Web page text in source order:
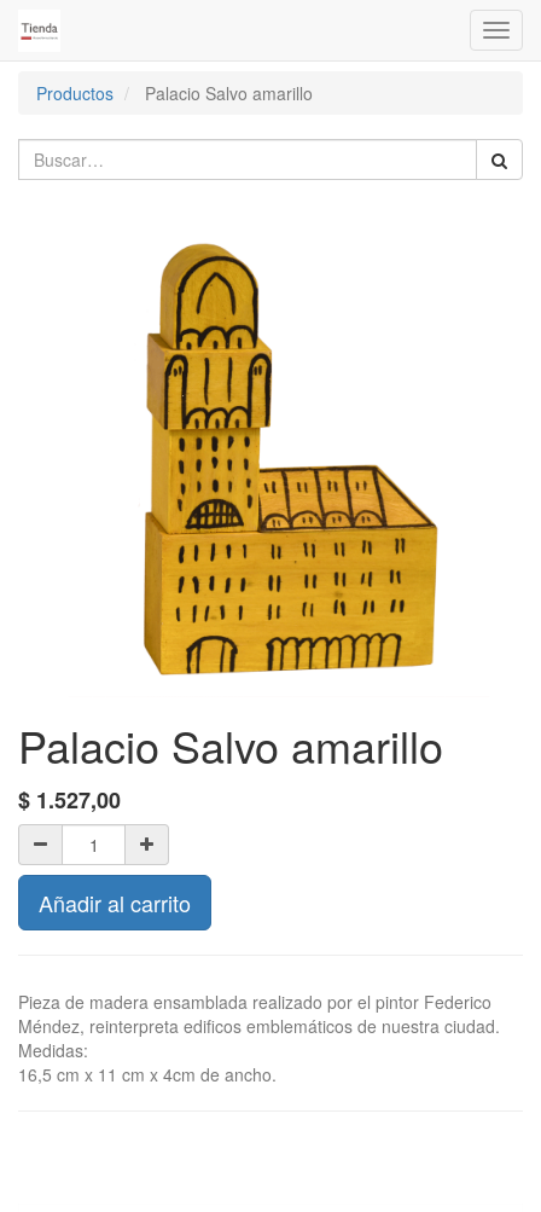
Productos
Palacio Salvo amarillo
Palacio Salvo amarillo
$ 1.527,00
Añadir al carrito
Pieza de madera ensamblada realizado por el pintor Federico
Méndez, reinterpreta edificos emblemáticos de nuestra ciudad.
Medidas:
16,5 cm x 11 cm x 4cm de ancho.